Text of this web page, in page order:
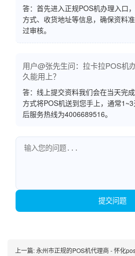
答：首先进入正规POS机办理入口
方式、收货地址等信息，确保资料
过审核。
用户@张先生问：拉卡拉POS机
久能用上？
答：线上提交资料我们会在当天完
方式将POS机送到您手上，通常
后服务热线为4006689516。
提交问题
上一篇:永州市正规的POS机代理商 - 怀化